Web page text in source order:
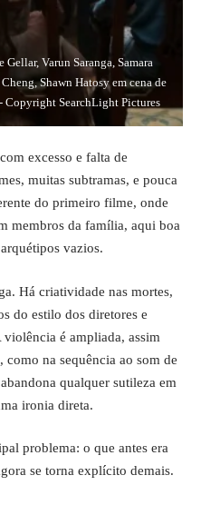
Varun Saranga, Samara
Shawn Hatosy em cena de
Copyright SearchLight Pictures
excesso e falta de
muitas subtramas, e pouca
do primeiro filme, onde
membros da família, aqui boa
vazios.
Há criatividade nas mortes,
do estilo dos diretores e
violência é ampliada, assim
na sequência ao som de
qualquer sutileza em
ironia direta.
problema: o que antes era
se torna explícito demais.